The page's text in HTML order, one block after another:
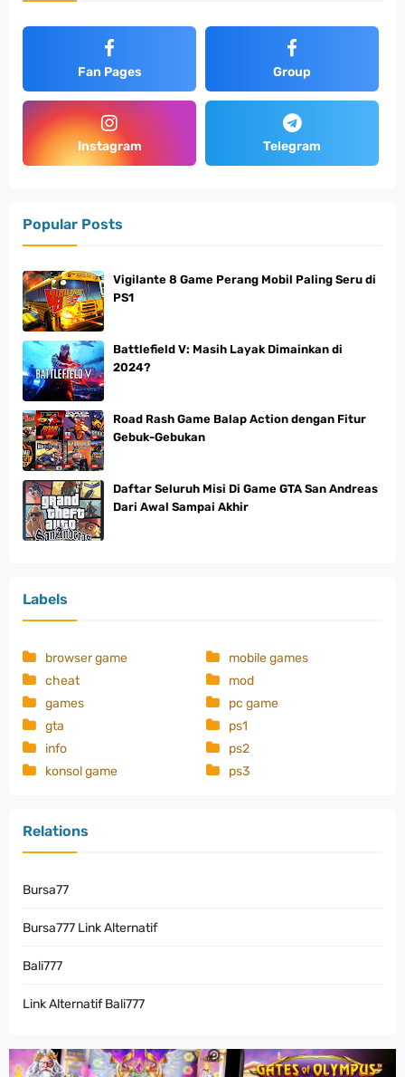
Fan Pages Group
Instagram Telegram
Popular Posts
Vigilante 8 Game Perang Mobil Paling Seru di
PS1
Battlefield V: Masih Layak Dimainkan di
2024?
Road Rash Game Balap Action dengan Fitur
Gebuk-Gebukan
Daftar Seluruh Misi Di Game GTA San Andreas
Dari Awal Sampai Akhir
Labels
browser game
cheat
games
gta
info
konsol game
mobile games
mod
pc game
ps1
ps2
ps3
Relations
Bursa77
Bursa777 Link Alternatif
Bali777
Link Alternatif Bali777